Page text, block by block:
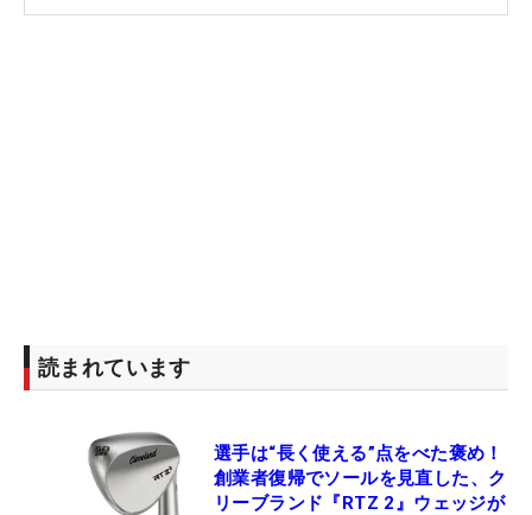
読まれています
選手は“長く使える”点をべた褒め！
創業者復帰でソールを見直した、ク
リーブランド『RTZ 2』ウェッジが